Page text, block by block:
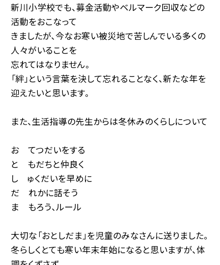
新川小学校でも、募金活動やベルマーク回収などの
活動をおこなって
きましたが、今なお寒い被災地で苦しんでいる多くの
人々がいることを
忘れてはなりません。
「絆」という言葉を決して忘れることなく、新たな年を
迎えたいと思います。
また、生活指導の先生からは冬休みのくらしについて
お てつだいをする
と もだちと仲良く
し ゅくだいを早めに
だ れかに話そう
ま もろう、ルール
大切な「おとしだま」を児童のみなさんに送りました。
冬らしくとても寒い年末年始になると思いますが、体